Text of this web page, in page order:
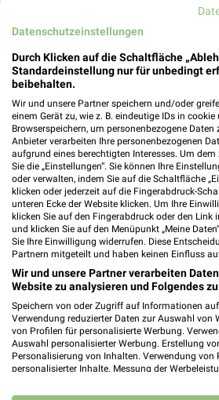
338,90 km • Angebote: 2
ALDI Nord Altenholz
Erdbeerfeld 2
24161 Altenholz
Heute 07:00 - 21:00 Uhr |
301,90 km • Angebote: 4
ALDI Nord Altenholz
Friedrichsruher Weg 4
24161 Altenholz
Heute 07:00 - 20:00 Uhr |
299,57 km • Angebote: 4
ALDI Nord Kiel
Brauner Berg 9
24159 Kiel
Datenschutzeinstellungen
Durch Klicken auf die Schaltfläche
Standardeinstellung nur für unbedingt
beibehalten.
Wir und unsere Partner speichern und/oder
einem Gerät zu, wie z. B. eindeutige IDs in cookie
Browserspeichern, um personenbezogene Daten
Anbieter verarbeiten Ihre personenbezogenen
aufgrund eines berechtigten Interesses. Um
Sie die „Einstellungen“. Sie können Ihre
oder verwalten, indem Sie auf die Schaltfläche
klicken oder jederzeit auf die Fingerabdruck-
unteren Ecke der Website klicken. Um Ihre
klicken Sie auf den Fingerabdruck oder den Link
und klicken Sie auf den Menüpunkt „Meine
Sie Ihre Einwilligung widerrufen. Diese
Partnern mitgeteilt und haben keinen Einfluss
Wir und unsere Partner verarbeiten
Website zu analysieren und Folgendes
Speichern von oder Zugriff auf Informationen
Verwendung reduzierter Daten zur Auswahl von
von Profilen für personalisierte Werbung.
Auswahl personalisierter Werbung. Erstellung
Personalisierung von Inhalten. Verwendung von
personalisierter Inhalte. Messung der
Kombinationen von Daten aus verschiedenen